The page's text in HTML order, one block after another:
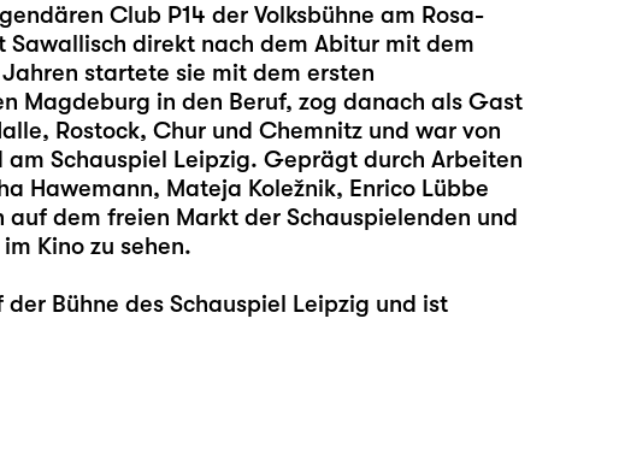
Club P14 der Volksbühne am Rosa-
Sawallisch direkt nach dem Abitur mit dem
startete sie mit dem ersten
Magdeburg in den Beruf, zog danach als Gast
Rostock, Chur und Chemnitz und war von
Schauspiel Leipzig. Geprägt durch Arbeiten
Hawemann, Mateja Koležnik, Enrico Lübbe
dem freien Markt der Schauspielenden und
Kino zu sehen.
Bühne des Schauspiel Leipzig und ist